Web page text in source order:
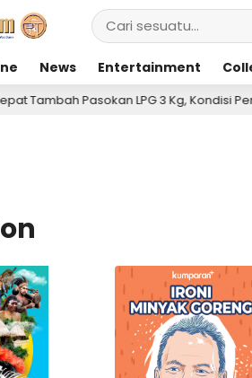
News Entertainment
Pasokan LPG 3 Kg, Kondisi